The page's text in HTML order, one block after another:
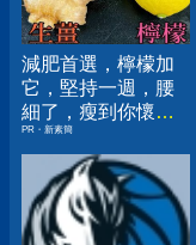
減肥首選，檸檬加
它，堅持一週，腰
細了，瘦到你懷疑
人生
PR・新素簡